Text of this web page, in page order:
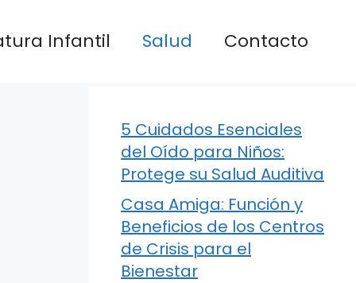
Infantil Salud Contacto
5 Cuidados Esenciales
del Oído para Niños:
Protege su Salud Auditiva
Casa Amiga: Función y
Beneficios de los Centros
de Crisis para el
Bienestar